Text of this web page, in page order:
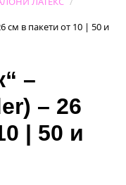
см в пакети от 10 | 50 и
–
– 26
| 50 и